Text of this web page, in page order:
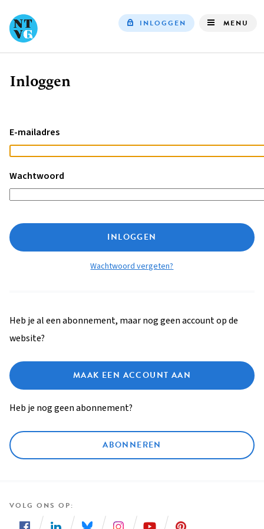
INLOGGEN MENU
Kruimelpad
Inloggen
E-mailadres
Wachtwoord
INLOGGEN
Wachtwoord vergeten?
Heb je al een abonnement, maar nog geen account op de
website?
MAAK EEN ACCOUNT AAN
Heb je nog geen abonnement?
ABONNEREN
VOLG ONS OP